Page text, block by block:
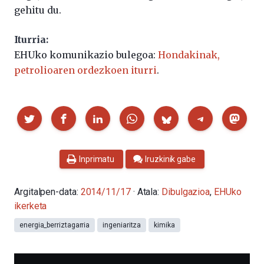
gehitu du.
Iturria:
EHUko komunikazio bulegoa: Hondakinak,
petrolioaren ordezkoen iturri.
Partekatu
Inprimatu Iruzkinik gabe
Argitalpen-data: 2014/11/17 · Atala: Dibulgazioa, EHUko
ikerketa
energia_berriztagarria ingeniaritza kimika